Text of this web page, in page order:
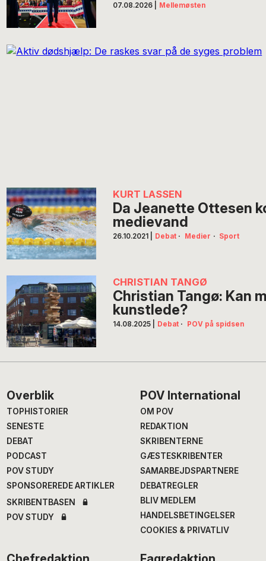
07.08.2026 Mellemøsten
KURT LASSEN
Da Jeanette Ottesen
medievand
26.10.2021 Debat · Medier · Sport
CHRISTIAN TANGØ
Christian Tangø: Kan
kunstlede?
14.08.2025 Debat · POV på spidsen
Footer
Overblik
TOPHISTORIER
SENESTE
DEBAT
PODCAST
POV STUDY
SPONSOREREDE ARTIKLER
SKRIBENTBASEN
POV STUDY
POV International
OM POV
REDAKTION
SKRIBENTERNE
GÆSTESKRIBENTER
SAMARBEJDSPARTNERE
DEBATREGLER
BLIV MEDLEM
HANDELSBETINGELSER
COOKIES & PRIVATLIV